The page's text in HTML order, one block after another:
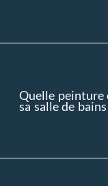
Quelle peinture
sa salle de bains